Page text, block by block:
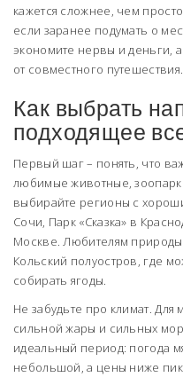
кажется сложнее, чем
если заранее подумать о
экономите нервы и деньги,
от совместного путешествия.
Как выбрать
подходящее
Первый шаг – понять, что
любимые животные,
выбирайте регионы с
Сочи, Парк «Сказка» в
Москве. Любителям
Кольский полуостров, где
собирать ягоды.
Не забудьте про климат. Для
сильной жары и сильных
идеальный период: погода
небольшой, а цены ниже